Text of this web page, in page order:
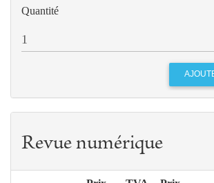
Quantité
Revue numérique